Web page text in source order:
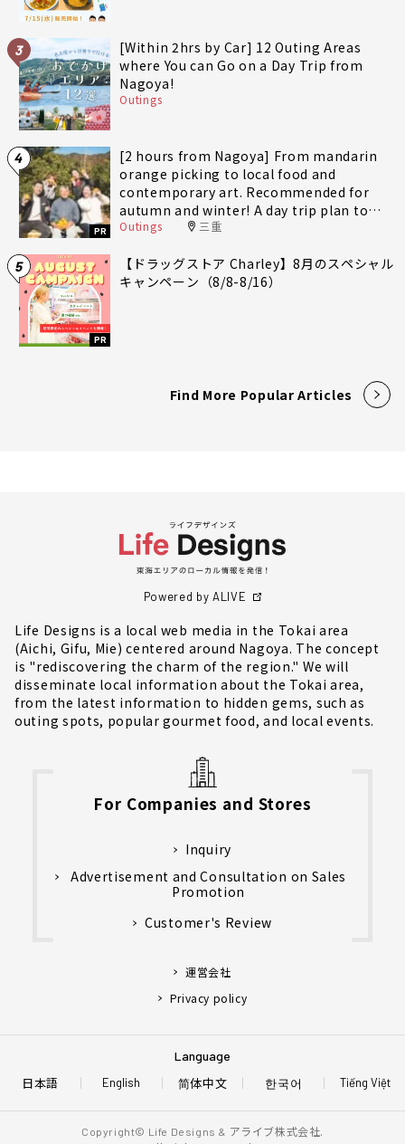
3
[Within 2hrs by Car] 12 Outing Areas
where You can Go on a Day Trip from
Nagoya!
Outings
4
PR
[2 hours from Nagoya] From mandarin
orange picking to local food and
contemporary art. Recommended for
autumn and winter! A day trip plan to
fully enjoy Minami-Ise Town
Outings 三重
5
PR
【ドラッグストア Charley】8月のスペシャル
キャンペーン（8/8-8/16）
Find More Popular Articles
Powered by ALIVE
Life Designs is a local web media in the Tokai area
(Aichi, Gifu, Mie) centered around Nagoya. The concept
is "rediscovering the charm of the region." We will
disseminate local information about the Tokai area,
from the latest information to hidden gems, such as
outing spots, popular gourmet food, and local events.
For Companies and Stores
Inquiry
Advertisement and Consultation on Sales
Promotion
Customer's Review
運営会社
Privacy policy
Language
日本語 English Tiếng Việt
简体中文 한국어
Copyright© Life Designs & アライブ株式会社.